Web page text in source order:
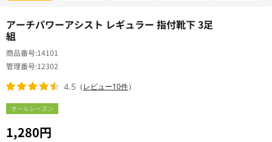
アーチパワーアシスト レギュラー 指付靴下 3足
組
オールシーズン
1,280円
商品番号 14101
管理番号 12302
4.5 （レビュー10件）